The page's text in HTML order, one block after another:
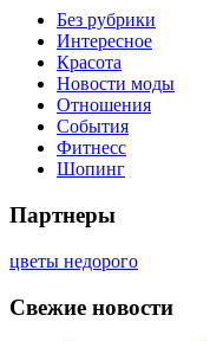
Без рубрики
Интересное
Красота
Новости моды
Отношения
События
Фитнесс
Шопинг
Партнеры
цветы недорого
Свежие новости